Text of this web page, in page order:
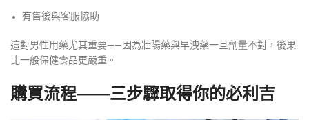
有售後與客服協助
這對男性用藥尤其重要——因為壯陽藥與早洩藥一旦劑量不對，後果
比一般保健食品更嚴重。
購買流程——三步驟取得你的必利吉